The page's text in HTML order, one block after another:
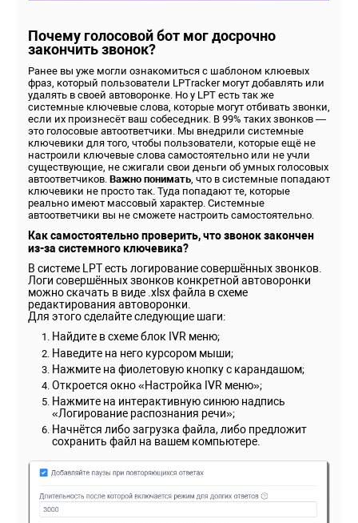
Почему голосовой бот мог досрочно
закончить звонок?
Ранее вы уже могли ознакомиться с шаблоном клюевых
фраз, который пользователи LPTracker могут добавлять или
удалять в своей автоворонке. Но у LPT есть так же
системные ключевые слова, которые могут отбивать звонки,
если их произнесёт ваш собеседник. В 99% таких звонков —
это голосовые автоответчики. Мы внедрили системные
ключевики для того, чтобы пользователи, которые ещё не
настроили ключевые слова самостоятельно или не учли
существующие, не сжигали свои деньги об умных голосовых
автоответчиков. Важно понимать , что в системные попадают
ключевики не просто так. Туда попадают те, которые
реально имеют массовый характер. Системные
автоответчики вы не сможете настроить самостоятельно.
Как самостоятельно проверить, что звонок закончен
из-за системного ключевика?
В системе LPT есть логирование совершённых звонков.
Логи совершённых звонков конкретной автоворонки
можно скачать в виде .xlsx файла в схеме
редактирования автоворонки.
Для этого сделайте следующие шаги:
Найдите в схеме блок IVR меню;
Наведите на него курсором мыши;
Нажмите на фиолетовую кнопку с карандашом;
Откроется окно «Настройка IVR меню»;
Нажмите на интерактивную синюю надпись
«Логирование распознания речи»;
Начнётся либо загрузка файла, либо предложит
сохранить файл на вашем компьютере.